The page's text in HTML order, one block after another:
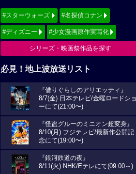
#スターウォーズ #名探偵コナン
#ディズニー #少女漫画原作実写化
シリーズ・映画祭作品を探す
必見！地上波放送リスト
『借りぐらしのアリエッティ』
8/7(金) 日本テレビ/金曜ロードショ
ーにて(21:00〜)
『怪盗グルーのミニオン超変身』
8/10(月) フジテレビ/最新作公開記
念にて(19:00〜)
『銀河鉄道の夜』
8/11(火) NHK/Eテレにて(09:00～)